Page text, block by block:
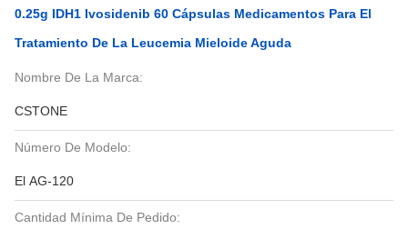
0.25g IDH1 Ivosidenib 60 Cápsulas Medicamentos Para El
Tratamiento De La Leucemia Mieloide Aguda
Nombre De La Marca:
CSTONE
Número De Modelo:
El AG-120
Cantidad Mínima De Pedido: